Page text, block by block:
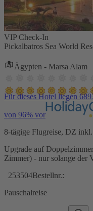
VIP Check-In
Pickalbatros Sea World
Ägypten - Marsa Alam
Für dieses Hotel liegen
von 96% vor
8-tägige Flugreise, DZ
Upgrade auf
Zimmer) - nur solange der
253504Bestellnr.:
Pauschalreise